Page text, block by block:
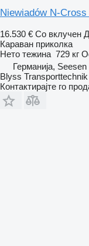
Niewiadów N-
16.530 € Со вклучен
Караван приколка
Нето тежина 729 кг
Германија, Seesen
Blyss
Контактирајте го